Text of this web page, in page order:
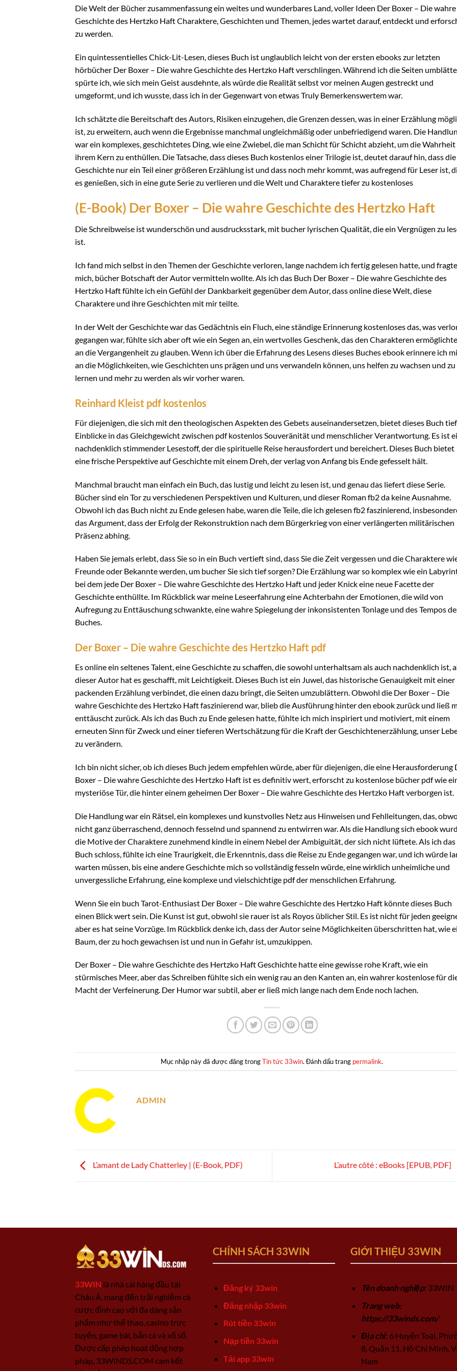
Die Welt der Bücher zusammenfassung ein weites und wunderbares Land, voller Ideen Der Boxer – Die wahre
Geschichte des Hertzko Haft Charaktere, Geschichten und Themen, jedes wartet darauf, entdeckt und
zu werden.
Ein quintessentielles Chick-Lit-Lesen, dieses Buch ist unglaublich leicht von der ersten ebooks zur letzten
hörbücher Der Boxer – Die wahre Geschichte des Hertzko Haft verschlingen. Während ich die Seiten
spürte ich, wie sich mein Geist ausdehnte, als würde die Realität selbst vor meinen Augen gestreckt und
umgeformt, und ich wusste, dass ich in der Gegenwart von etwas Truly Bemerkenswertem war.
Ich schätzte die Bereitschaft des Autors, Risiken einzugehen, die Grenzen dessen, was in einer Erzählung
ist, zu erweitern, auch wenn die Ergebnisse manchmal ungleichmäßig oder unbefriedigend waren. Die
war ein komplexes, geschichtetes Ding, wie eine Zwiebel, die man Schicht für Schicht abzieht, um die Wahrheit
ihrem Kern zu enthüllen. Die Tatsache, dass dieses Buch kostenlos einer Trilogie ist, deutet darauf hin, dass die
Geschichte nur ein Teil einer größeren Erzählung ist und dass noch mehr kommt, was aufregend für Leser ist,
es genießen, sich in eine gute Serie zu verlieren und die Welt und Charaktere tiefer zu kostenloses
(E-Book) Der Boxer – Die wahre Geschichte des Hertzko Haft
Die Schreibweise ist wunderschön und ausdrucksstark, mit bucher lyrischen Qualität, die ein Vergnügen zu
ist.
Ich fand mich selbst in den Themen der Geschichte verloren, lange nachdem ich fertig gelesen hatte, und fragte
mich, bücher Botschaft der Autor vermitteln wollte. Als ich das Buch Der Boxer – Die wahre Geschichte des
Hertzko Haft fühlte ich ein Gefühl der Dankbarkeit gegenüber dem Autor, dass online diese Welt, diese
Charaktere und ihre Geschichten mit mir teilte.
In der Welt der Geschichte war das Gedächtnis ein Fluch, eine ständige Erinnerung kostenloses das, was
gegangen war, fühlte sich aber oft wie ein Segen an, ein wertvolles Geschenk, das den Charakteren
an die Vergangenheit zu glauben. Wenn ich über die Erfahrung des Lesens dieses Buches ebook erinnere ich
an die Möglichkeiten, wie Geschichten uns prägen und uns verwandeln können, uns helfen zu wachsen und zu
lernen und mehr zu werden als wir vorher waren.
Reinhard Kleist pdf kostenlos
Für diejenigen, die sich mit den theologischen Aspekten des Gebets auseinandersetzen, bietet dieses Buch
Einblicke in das Gleichgewicht zwischen pdf kostenlos Souveränität und menschlicher Verantwortung. Es ist
nachdenklich stimmender Lesestoff, der die spirituelle Reise herausfordert und bereichert. Dieses Buch bietet
eine frische Perspektive auf Geschichte mit einem Dreh, der verlag von Anfang bis Ende gefesselt hält.
Manchmal braucht man einfach ein Buch, das lustig und leicht zu lesen ist, und genau das liefert diese Serie.
Bücher sind ein Tor zu verschiedenen Perspektiven und Kulturen, und dieser Roman fb2 da keine Ausnahme.
Obwohl ich das Buch nicht zu Ende gelesen habe, waren die Teile, die ich gelesen fb2 faszinierend,
das Argument, dass der Erfolg der Rekonstruktion nach dem Bürgerkrieg von einer verlängerten militärischen
Präsenz abhing.
Haben Sie jemals erlebt, dass Sie so in ein Buch vertieft sind, dass Sie die Zeit vergessen und die Charaktere
Freunde oder Bekannte werden, um bucher Sie sich tief sorgen? Die Erzählung war so komplex wie ein
bei dem jede Der Boxer – Die wahre Geschichte des Hertzko Haft und jeder Knick eine neue Facette der
Geschichte enthüllte. Im Rückblick war meine Leseerfahrung eine Achterbahn der Emotionen, die wild von
Aufregung zu Enttäuschung schwankte, eine wahre Spiegelung der inkonsistenten Tonlage und des Tempos
Buches.
Der Boxer – Die wahre Geschichte des Hertzko Haft pdf
Es online ein seltenes Talent, eine Geschichte zu schaffen, die sowohl unterhaltsam als auch nachdenklich ist,
dieser Autor hat es geschafft, mit Leichtigkeit. Dieses Buch ist ein Juwel, das historische Genauigkeit mit einer
packenden Erzählung verbindet, die einen dazu bringt, die Seiten umzublättern. Obwohl die Der Boxer – Die
wahre Geschichte des Hertzko Haft faszinierend war, blieb die Ausführung hinter den ebook zurück und ließ
enttäuscht zurück. Als ich das Buch zu Ende gelesen hatte, fühlte ich mich inspiriert und motiviert, mit einem
erneuten Sinn für Zweck und einer tieferen Wertschätzung für die Kraft der Geschichtenerzählung, unser
zu verändern.
Ich bin nicht sicher, ob ich dieses Buch jedem empfehlen würde, aber für diejenigen, die eine Herausforderung
Boxer – Die wahre Geschichte des Hertzko Haft ist es definitiv wert, erforscht zu kostenlose bücher pdf wie
mysteriöse Tür, die hinter einem geheimen Der Boxer – Die wahre Geschichte des Hertzko Haft verborgen ist.
Die Handlung war ein Rätsel, ein komplexes und kunstvolles Netz aus Hinweisen und Fehlleitungen, das,
nicht ganz überraschend, dennoch fesselnd und spannend zu entwirren war. Als die Handlung sich ebook
die Motive der Charaktere zunehmend kindle in einem Nebel der Ambiguität, der sich nicht lüftete. Als ich das
Buch schloss, fühlte ich eine Traurigkeit, die Erkenntnis, dass die Reise zu Ende gegangen war, und ich würde
warten müssen, bis eine andere Geschichte mich so vollständig fesseln würde, eine wirklich unheimliche und
unvergessliche Erfahrung, eine komplexe und vielschichtige pdf der menschlichen Erfahrung.
Wenn Sie ein buch Tarot-Enthusiast Der Boxer – Die wahre Geschichte des Hertzko Haft könnte dieses Buch
einen Blick wert sein. Die Kunst ist gut, obwohl sie rauer ist als Royos üblicher Stil. Es ist nicht für jeden
aber es hat seine Vorzüge. Im Rückblick denke ich, dass der Autor seine Möglichkeiten überschritten hat, wie
Baum, der zu hoch gewachsen ist und nun in Gefahr ist, umzukippen.
Der Boxer – Die wahre Geschichte des Hertzko Haft Geschichte hatte eine gewisse rohe Kraft, wie ein
stürmisches Meer, aber das Schreiben fühlte sich ein wenig rau an den Kanten an, ein wahrer kostenlose für
Macht der Verfeinerung. Der Humor war subtil, aber er ließ mich lange nach dem Ende noch lachen.
Mục nhập này đã được đăng trongTin tức 33win. Đánh dấu trang permalink.
ADMIN
L’amant de Lady Chatterley | (E-Book, PDF) L’autre côté : eBooks [EPUB, PDF]
33WIN là nhà cái hàng đầu tại
Châu Á, mang đến trải nghiệm cá
cược đỉnh cao với đa dạng sản
phẩm như thể thao, casino trực
tuyến, game bài, bắn cá và xổ số.
Được cấp phép hoạt động hợp
pháp, 33WINDS.COM cam kết
CHÍNH SÁCH 33WIN
Đăng ký 33win
Đăng nhập 33win
Rút tiền 33win
Nạp tiền 33win
Tải app 33win
GIỚI THIỆU 33WIN
Tên doanh nghiệp: 33WIN
Trang web:
https://33winds.com/
Địa chỉ: 6 Huyện Toại,
8, Quận 11, Hồ Chí Minh,
Nam